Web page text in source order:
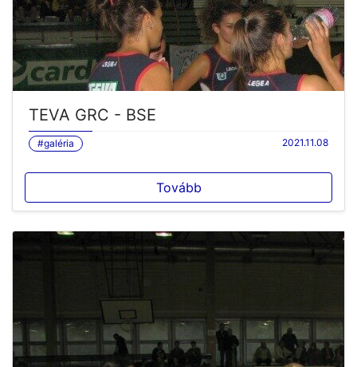
TEVA GRC - BSE
#galéria 2021.11.08
Tovább